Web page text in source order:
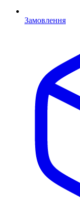
Замовлення